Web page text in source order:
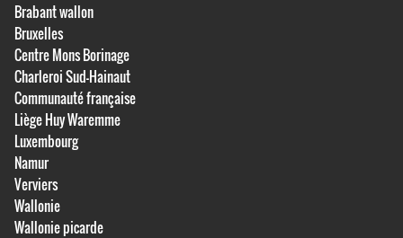
Brabant wallon
Bruxelles
Centre Mons Borinage
Charleroi Sud-Hainaut
Communauté française
Liège Huy Waremme
Luxembourg
Namur
Verviers
Wallonie
Wallonie picarde